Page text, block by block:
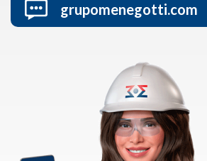
grupomenegotti.com